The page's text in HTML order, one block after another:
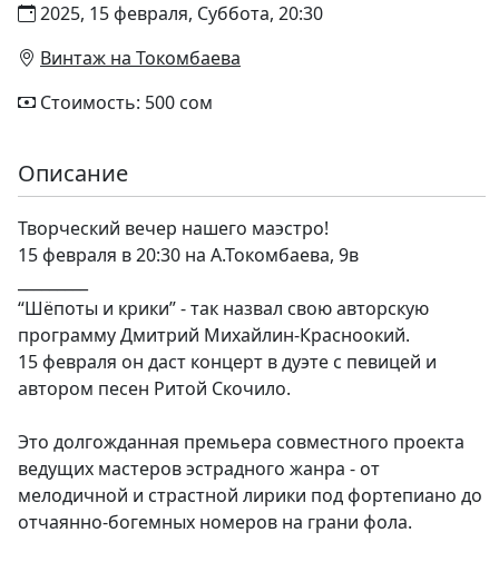
2025, 15 февраля, Суббота, 20:30
Винтаж на Токомбаева
Стоимость: 500 сом
Описание
Творческий вечер нашего маэстро!
15 февраля в 20:30 на А.Токомбаева, 9в
“Шёпоты и крики” - так назвал свою авторскую
программу Дмитрий Михайлин-Красноокий.
15 февраля он даст концерт в дуэте с певицей и
автором песен Ритой Скочило.
Это долгожданная премьера совместного проекта
ведущих мастеров эстрадного жанра - от
мелодичной и страстной лирики под фортепиано до
отчаянно-богемных номеров на грани фола.